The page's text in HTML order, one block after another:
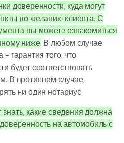
доверенности, куда могут
по желанию клиента. С
вы можете ознакомиться
ниже. В любом случае
гарантия того, что
будет соответствовать
В противном случае,
ни один нотариус.
какие сведения должна
на автомобиль с